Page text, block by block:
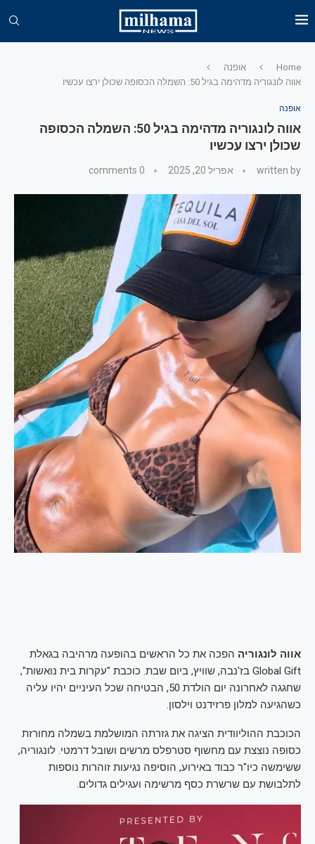
Home
אופנה
אווה לונגוריה מדהימה בגיל 50: השמלה הכסופה שכולן ירצו עכשיו
אופנה
אווה לונגוריה מדהימה בגיל 50: השמלה הכסופה
שכולן ירצו עכשיו
written by אפריל 20, 2025 0 comments
אווה לונגוריה הפכה את כל הראשים בהופעה מרהיבה בגאלת
Global Gift בז'נבה, שוויץ, ביום שבת. כוכבת "עקרות בית נואשות",
שחגגה לאחרונה יום הולדת 50, הבטיחה שכל העיניים יהיו עליה
כשהגיעה למלון פרזידנט וילסון.
הכוכבת ההוליוודית הציגה את גזרתה המושלמת בשמלה מחורזת
כסופה נוצצת עם מחשוף סטרפלס מרשים ושובל דרמטי. לונגוריה,
ששימשה כיו"ר כבוד באירוע, הוסיפה נגיעות זוהרות נוספות
לתלבושת עם שרשרת כסף מרשימה ועגילים גדולים.